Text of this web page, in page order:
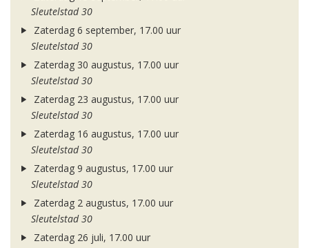
Sleutelstad 30
Zaterdag 6 september, 17.00 uur
Sleutelstad 30
Zaterdag 30 augustus, 17.00 uur
Sleutelstad 30
Zaterdag 23 augustus, 17.00 uur
Sleutelstad 30
Zaterdag 16 augustus, 17.00 uur
Sleutelstad 30
Zaterdag 9 augustus, 17.00 uur
Sleutelstad 30
Zaterdag 2 augustus, 17.00 uur
Sleutelstad 30
Zaterdag 26 juli, 17.00 uur